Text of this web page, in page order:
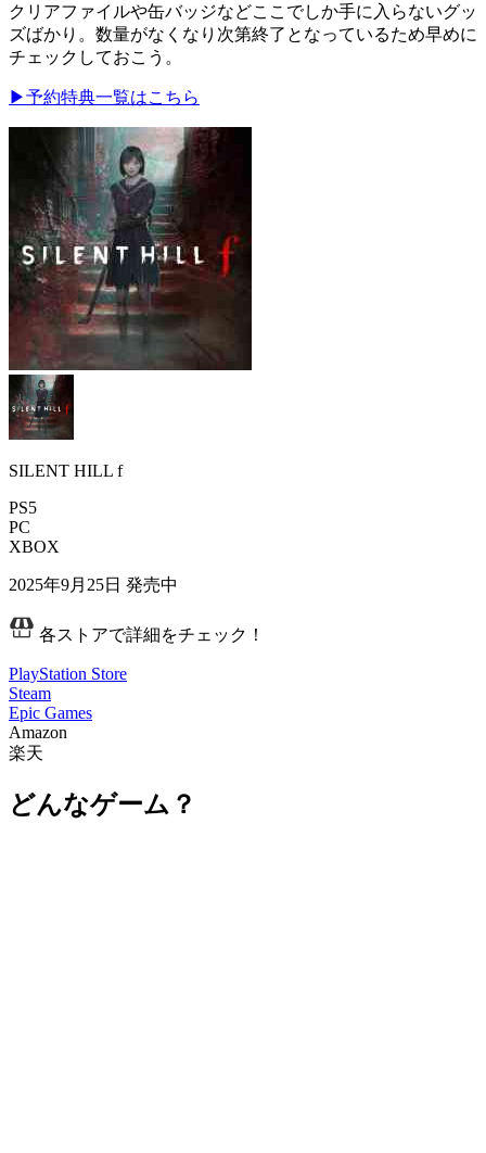
クリアファイルや缶バッジなどここでしか手に入らないグッ
ズばかり。数量がなくなり次第終了 となっているため早めに
チェックしておこう。
▶予約特典一覧はこちら
SILENT HILL f
PS5
PC
XBOX
2025年9月25日 発売中
各ストアで詳細をチェック！
PlayStation Store
Steam
Epic Games
Amazon
楽天
どんなゲーム？